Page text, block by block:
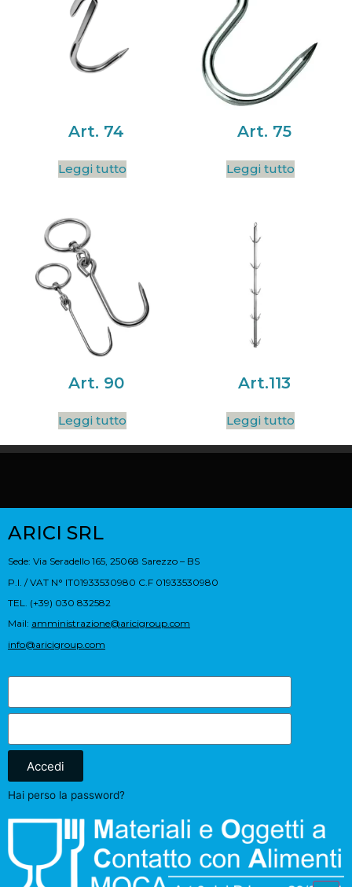
Art. 74
Leggi tutto
Art. 75
Leggi tutto
Art. 90
Leggi tutto
Art.113
Leggi tutto
ARICI SRL
Sede: Via Seradello 165, 25068 Sarezzo – BS
P.I. / VAT N° IT01933530980 C.F 01933530980
TEL. (+39) 030 832582
Mail: amministrazione@aricigroup.com
info@aricigroup.com
Accedi
Hai perso la password?